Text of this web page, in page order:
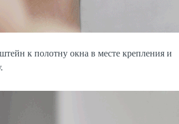
к полотну окна в месте крепления и